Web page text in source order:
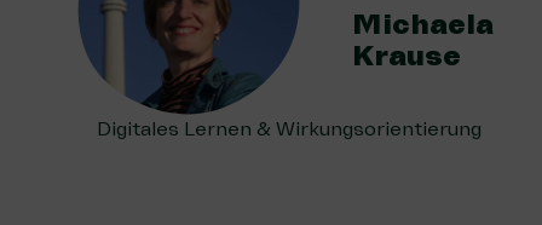
Michaela
Krause
Digitales Lernen & Wirkungsorientierung